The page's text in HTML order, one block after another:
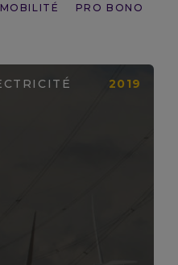
MOBILITÉ PRO BONO
2019